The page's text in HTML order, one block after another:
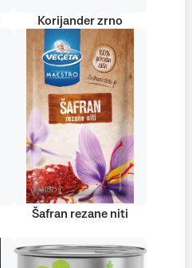
Korijander zrno
Šafran rezane niti